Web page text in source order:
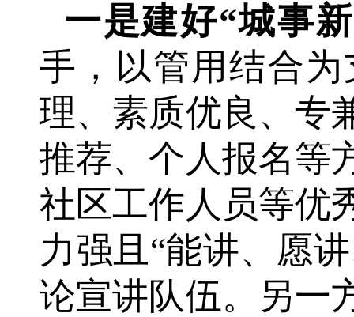
一是建好“城事
手，以管用结合
理、素质优良、专
推荐、个人报名等
社区工作人员等优
力强且 “能讲、愿
论宣讲队伍。另一